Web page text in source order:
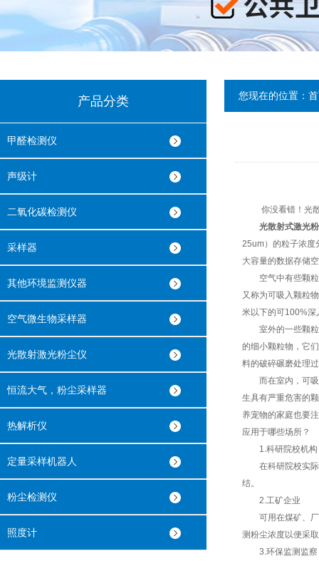
产品分类
甲醛检测仪
声级计
二氧化碳检测仪
采样器
其他环境监测仪器
空气微生物采样器
光散射激光粉尘仪
恒流大气，粉尘采样器
热解析仪
定量采样机器人
粉尘检测仪
照度计
您现在的位置：
你没看错！光散
光散射式激光
25um）的粒子浓度
大容量的数据存储
空气中有些颗粒
又称为可吸入颗粒
米以下的可100%深
室外的一些颗粒
的细小颗粒物，它
料的破碎碾磨处理
而在室内，可吸
生具有严重危害的
养宠物的家庭也要
应用于哪些场所？
1.科研院校机构
在科研院校实际
结。
2.工矿企业
可用在煤矿、厂
测粉尘浓度以便采
3.环保监测监察